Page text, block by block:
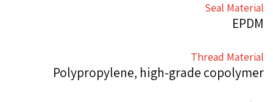
Seal Material
EPDM
Thread Material
Polypropylene, high-grade copolymer